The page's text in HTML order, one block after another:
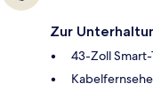
Zur
43-Zoll